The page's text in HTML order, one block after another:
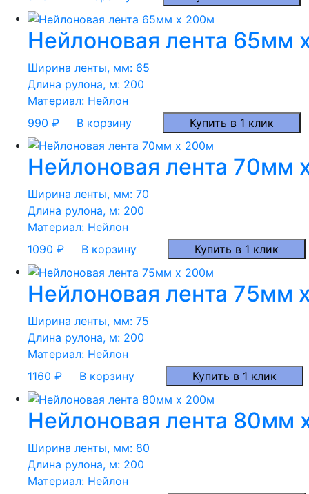
Нейлоновая лента 65мм
Ширина ленты, мм: 65
Длина рулона, м: 200
Материал: Нейлон
990 ₽ В корзину Купить в 1 клик
Нейлоновая лента 70мм
Ширина ленты, мм: 70
Длина рулона, м: 200
Материал: Нейлон
1090 ₽ В корзину Купить в 1 клик
Нейлоновая лента 75мм
Ширина ленты, мм: 75
Длина рулона, м: 200
Материал: Нейлон
1160 ₽ В корзину Купить в 1 клик
Нейлоновая лента 80мм
Ширина ленты, мм: 80
Длина рулона, м: 200
Материал: Нейлон